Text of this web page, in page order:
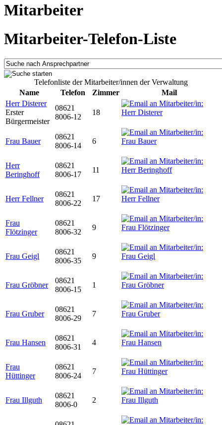
Mitarbeiter
Mitarbeiter-Telefon-Liste
Telefonliste der Mitarbeiter/innen der Verwaltung
Name
Telefon Zimmer
Mail
Herr Disterer
Erster
Bürgermeister
08621
8006-12
18
Frau Bauer
08621
8006-14
6
Herr
Beringhoff
08621
8006-17
11
Herr Fellner
08621
8006-22
17
Frau
Flötzinger
08621
8006-32
9
Frau Geigl
08621
8006-35
9
Frau Gröbner
08621
8006-15
1
Frau Gruber
08621
8006-29
7
Frau Hansen
08621
8006-31
4
Frau
Hüttinger
08621
8006-24
7
Frau Illguth
08621
8006-0
2